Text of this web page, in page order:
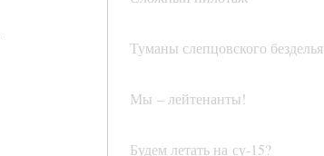
Туманы слепцовского безделья
Мы – лейтенанты!
Будем летать на су-15?